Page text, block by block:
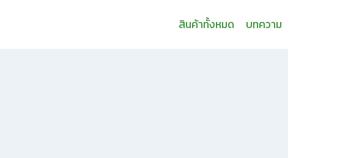
สินค้าทั้งหมด บทความ